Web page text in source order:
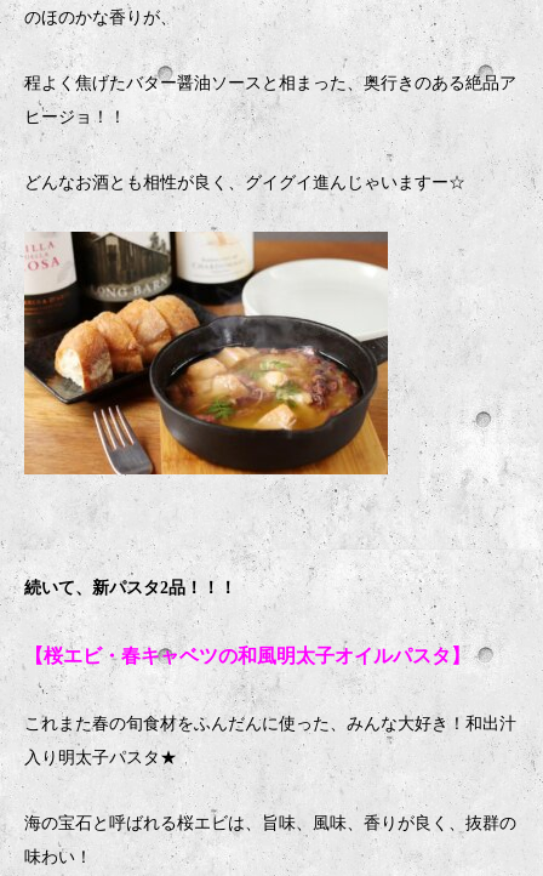
のほのかな香りが、
程よく焦げたバター醤油ソースと相まった、奥行きのある絶品ア
ヒージョ！！
どんなお酒とも相性が良く、グイグイ進んじゃいますー☆
続いて、新パスタ2品！！！
【桜エビ・春キャベツの和風明太子オイルパスタ】
これまた春の旬食材をふんだんに使った、みんな大好き！和出汁
入り明太子パスタ★
海の宝石と呼ばれる桜エビは、旨味、風味、香りが良く、抜群の
味わい！